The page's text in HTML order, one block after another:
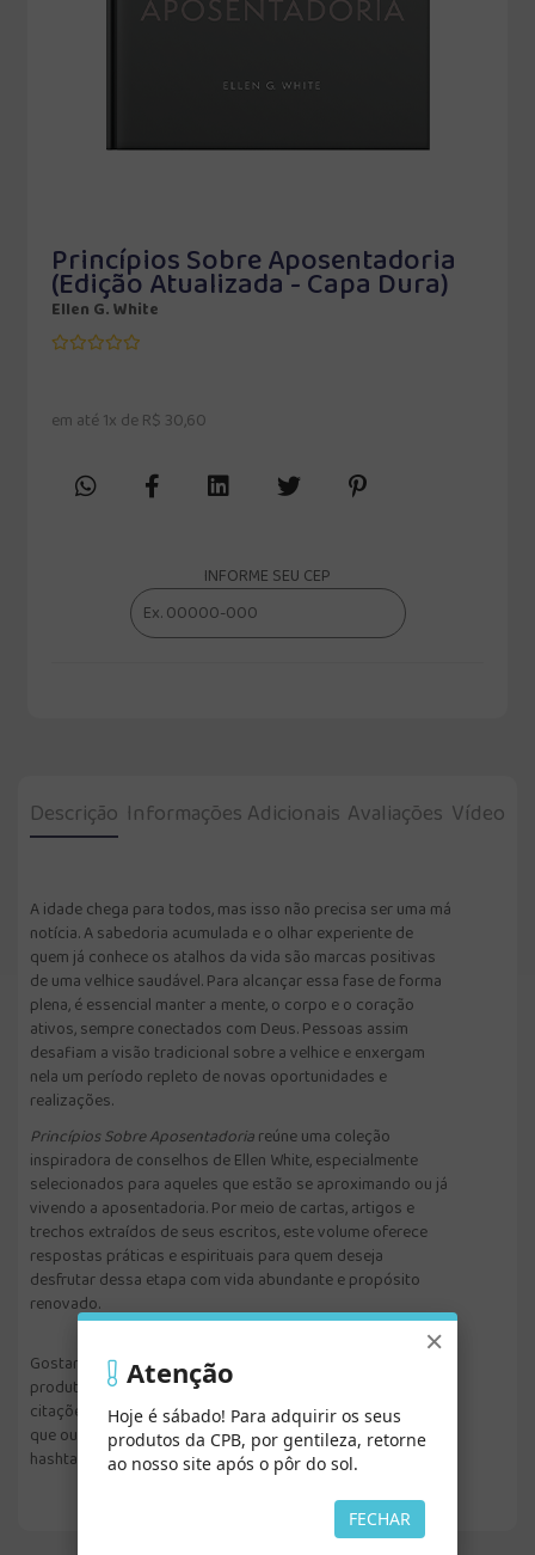
Princípios Sobre Aposentadoria
(Edição Atualizada - Capa Dura)
Ellen G. White
em até 1x de R$ 30,60
INFORME SEU CEP
Descrição Informações Adicionais Avaliações Vídeo
A idade chega para todos, mas isso não precisa ser uma má
notícia. A sabedoria acumulada e o olhar experiente de
quem já conhece os atalhos da vida são marcas positivas
de uma velhice saudável. Para alcançar essa fase de forma
plena, é essencial manter a mente, o corpo e o coração
ativos, sempre conectados com Deus. Pessoas assim
desafiam a visão tradicional sobre a velhice e enxergam
nela um período repleto de novas oportunidades e
realizações.
Princípios Sobre Aposentadoriareúne uma coleção
inspiradora de conselhos de Ellen White, especialmente
selecionados para aqueles que estão se aproximando ou já
vivendo a aposentadoria. Por meio de cartas, artigos e
trechos extraídos de seus escritos, este volume oferece
respostas práticas e espirituais para quem deseja
desfrutar dessa etapa com vida abundante e propósito
renovado.
Gostaríamos de saber sua experiência com nossos
produtos. Fique à vontade para postar fotos, vídeos e as
citações que você mais gosta em suas redes sociais. Para
que outras pessoas encontrem seus posts, utilize as
hashtags #fazbemlercpb e #casapublicadora.
×
Atenção
Hoje é sábado! Para adquirir os seus
produtos da CPB, por gentileza, retorne
ao nosso site após o pôr do sol.
FECHAR